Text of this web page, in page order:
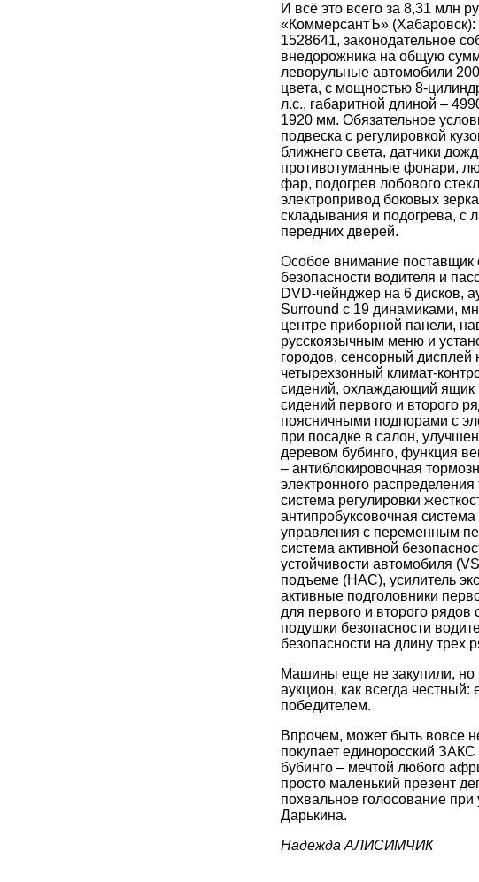
И всё это всего за 8,31 млн
«КоммерсантЪ»
1528641, законодательное
внедорожника на общую
леворульные автомобили
цвета, с мощностью 8-
л.с., габаритной длиной –
1920 мм. Обязательное
подвеска с регулировкой
ближнего света, датчики
противотуманные фонари,
фар, подогрев лобового
электропривод боковых
складывания и подогрева, с
передних дверей.
Особое внимание поставщик
безопасности водителя и
DVD-чейнджер на 6 дисков,
Surround с 19 динамиками,
центре приборной панели,
русскоязычным меню и
городов, сенсорный дисплей
четырехзонный климат-
сидений, охлаждающий ящик
сидений первого и второго
поясничными подпорами с
при посадке в салон,
деревом бубинго, функция
– антиблокировочная
электронного
система регулировки
антипробуксовочная
управления с переменным
система активной
устойчивости автомобиля
подъеме (НАС), усилитель
активные подголовники
для первого и второго
подушки безопасности
безопасности на длину трех
Машины еще не закупили, но
аукцион, как всегда честный:
победителем.
Впрочем, может быть вовсе
покупает единоросский
бубинго – мечтой любого
просто маленький презент
похвальное голосование
Дарькина.
Надежда АЛИСИМЧИК